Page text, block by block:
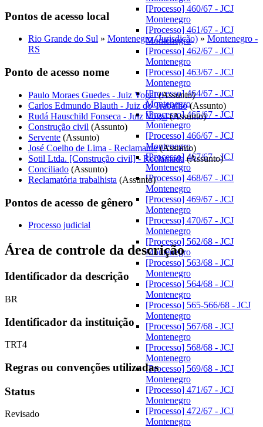
[Processo] 460/67 - JCJ
Montenegro
[Processo] 461/67 - JCJ
Montenegro
[Processo] 462/67 - JCJ
Montenegro
[Processo] 463/67 - JCJ
Montenegro
[Processo] 464/67 - JCJ
Montenegro
[Processo] 465/67 - JCJ
Montenegro
[Processo] 466/67 - JCJ
Montenegro
[Processo] 467/67 - JCJ
Montenegro
[Processo] 468/67 - JCJ
Montenegro
[Processo] 469/67 - JCJ
Montenegro
[Processo] 470/67 - JCJ
Montenegro
[Processo] 562/68 - JCJ
Montenegro
[Processo] 563/68 - JCJ
Montenegro
[Processo] 564/68 - JCJ
Montenegro
[Processo] 565-566/68 - JCJ
Montenegro
[Processo] 567/68 - JCJ
Montenegro
[Processo] 568/68 - JCJ
Montenegro
[Processo] 569/68 - JCJ
Montenegro
[Processo] 471/67 - JCJ
Montenegro
[Processo] 472/67 - JCJ
Montenegro
Pontos de acesso local
Rio Grande do Sul » Montenegro (Jurisdição) » Montenegro -
RS
Ponto de acesso nome
Paulo Moraes Guedes - Juiz Vogal(Assunto)
Carlos Edmundo Blauth - Juiz do Trabalho(Assunto)
Rudá Hauschild Fonseca - Juiz Vogal(Assunto)
Construção civil (Assunto)
Servente (Assunto)
José Coelho de Lima - Reclamante(Assunto)
Sotil Ltda. [Construção civil] - Reclamada(Assunto)
Conciliado (Assunto)
Reclamatória trabalhista (Assunto)
Pontos de acesso de gênero
Processo judicial
Área de controle da descrição
Identificador da descrição
BR
Identificador da instituição
TRT4
Regras ou convenções utilizadas
Status
Revisado